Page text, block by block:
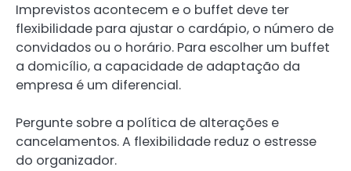
Imprevistos acontecem e o buffet deve ter
flexibilidade para ajustar o cardápio, o número de
convidados ou o horário. Para escolher um buffet
a domicílio, a capacidade de adaptação da
empresa é um diferencial.
Pergunte sobre a política de alterações e
cancelamentos. A flexibilidade reduz o estresse
do organizador.